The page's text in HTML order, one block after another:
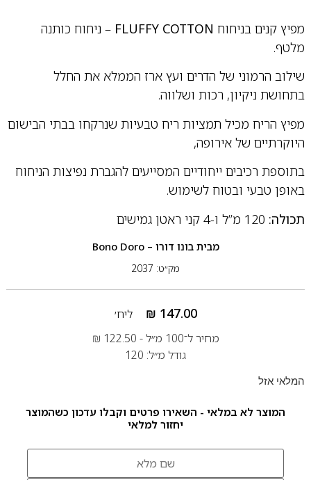
מפיץ קנים בניחוח FLUFFY COTTON – ניחוח כותנה
מלטף.
שילוב הרמוני של הדרים ועץ ארז הממלא את החלל
בתחושת ניקיון, רכות ושלווה.
מפיץ הריח מכיל תמציות ריח טבעיות שנרקחו בבתי הבישום
היוקרתיים של אירופה,
בתוספת רכיבים ייחודיים המסייעים להגברת נפיצות הניחוח
באופן טבעי ובטוח לשימוש.
תכולה: 120 מ”ל ו-4 קני ראטן גמישים
מבית בונו דורו – Bono Doro
מק״ט: 2037
₪ 147.00
ליח׳
מחיר ל־100 מ״ל -
₪ 122.50
גודל מ״ל: 120
המלאי אזל
המוצר לא במלאי - השאירו פרטים וקבלו עדכון כשהמוצר
יחזור למלאי